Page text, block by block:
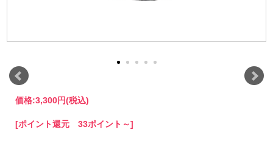
価格:3,300円(税込)
[ポイント還元 33ポイント～]